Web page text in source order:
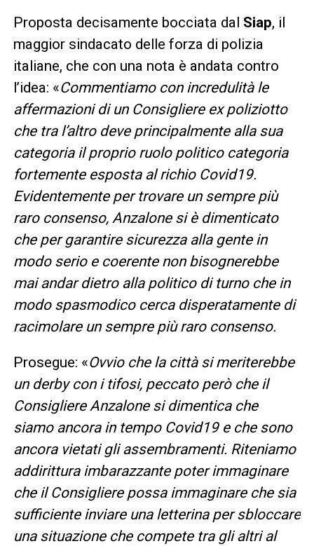
Proposta decisamente bocciata dal Siap, il
maggior sindacato delle forza di polizia
italiane, che con una nota è andata contro
l’idea: «Commentiamo con incredulità le
affermazioni di un Consigliere ex poliziotto
che tra l’altro deve principalmente alla sua
categoria il proprio ruolo politico categoria
fortemente esposta al richio Covid19.
Evidentemente per trovare un sempre più
raro consenso, Anzalone si è dimenticato
che per garantire sicurezza alla gente in
modo serio e coerente non bisognerebbe
mai andar dietro alla politico di turno che in
modo spasmodico cerca disperatamente di
racimolare un sempre più raro consenso.
Prosegue: «Ovvio che la città si meriterebbe
un derby con i tifosi, peccato però che il
Consigliere Anzalone si dimentica che
siamo ancora in tempo Covid19 e che sono
ancora vietati gli assembramenti. Riteniamo
addirittura imbarazzante poter immaginare
che il Consigliere possa immaginare che sia
sufficiente inviare una letterina per sbloccare
una situazione che compete tra gli altri al